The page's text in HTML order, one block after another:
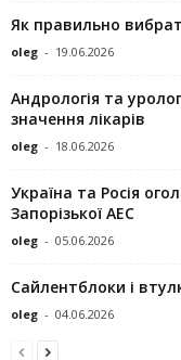
Як правильно
oleg - 19.06.2026
Андрологія та
значення лікарів
oleg - 18.06.2026
Україна та Росія
Запорізької АЕС
oleg - 05.06.2026
Сайлентблоки і
oleg - 04.06.2026